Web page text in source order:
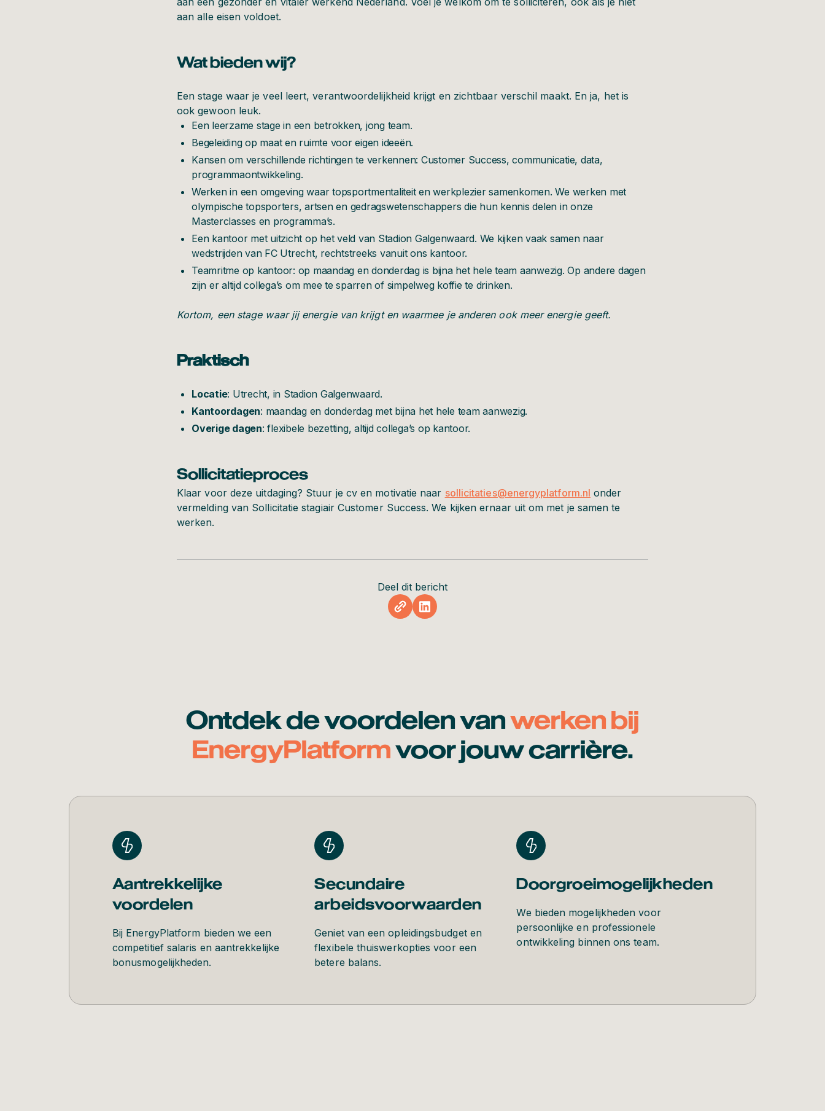
aan alle eisen voldoet.
Wat bieden wij?
Een stage waar je veel leert, verantwoordelijkheid krijgt en zichtbaar verschil maakt. En ja, het is
ook gewoon leuk.
Een leerzame stage in een betrokken, jong team.
Begeleiding op maat en ruimte voor eigen ideeën.
Kansen om verschillende richtingen te verkennen: Customer Success, communicatie, data,
programmaontwikkeling.
Werken in een omgeving waar topsportmentaliteit en werkplezier samenkomen. We werken met
olympische topsporters, artsen en gedragswetenschappers die hun kennis delen in onze
Masterclasses en programma’s.
Een kantoor met uitzicht op het veld van Stadion Galgenwaard. We kijken vaak samen naar
wedstrijden van FC Utrecht, rechtstreeks vanuit ons kantoor.
Teamritme op kantoor: op maandag en donderdag is bijna het hele team aanwezig. Op andere dagen
zijn er altijd collega’s om mee te sparren of simpelweg koffie te drinken.
Kortom, een stage waar jij energie van krijgt en waarmee je anderen ook meer energie geeft.
Praktisch
Locatie: Utrecht, in Stadion Galgenwaard.
Kantoordagen: maandag en donderdag met bijna het hele team aanwezig.
Overige dagen: flexibele bezetting, altijd collega’s op kantoor.
Sollicitatieproces
Klaar voor deze uitdaging? Stuur je cv en motivatie naar sollicitaties@energyplatform.nl onder
vermelding van Sollicitatie stagiair Customer Success. We kijken ernaar uit om met je samen te
werken.
Deel dit bericht
Ontdek de voordelen vanwerken bij
EnergyPlatform voor jouw carrière.
Aantrekkelijke
voordelen
Bij EnergyPlatform bieden we een
competitief salaris en aantrekkelijke
bonusmogelijkheden.
Secundaire
arbeidsvoorwaarden
Geniet van een opleidingsbudget en
flexibele thuiswerkopties voor een
betere balans.
Doorgroeimogelijkheden
We bieden mogelijkheden voor
persoonlijke en professionele
ontwikkeling binnen ons team.